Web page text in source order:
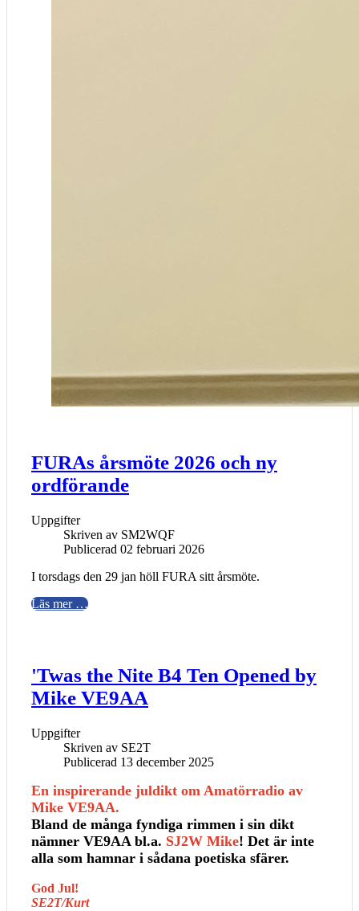
FURAs årsmöte 2026 och ny
ordförande
Uppgifter
Skriven av SM2WQF
Publicerad 02 februari 2026
I torsdags den 29 jan höll FURA sitt årsmöte.
Läs mer …
'Twas the Nite B4 Ten Opened by
Mike VE9AA
Uppgifter
Skriven av SE2T
Publicerad 13 december 2025
En inspirerande juldikt om Amatörradio av
Mike VE9AA.
Bland de många fyndiga rimmen i sin dikt
nämner VE9AA bl.a. SJ2W Mike! Det är inte
alla som hamnar i sådana poetiska sfärer.
God Jul!
SE2T/Kurt